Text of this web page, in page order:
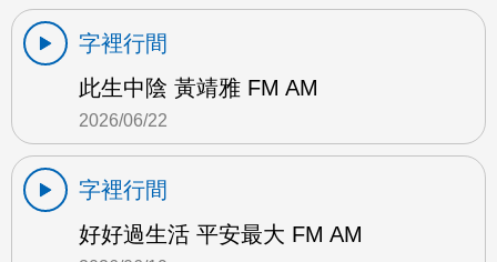
字裡行間
此生中陰 黃靖雅 FM AM
2026/06/22
字裡行間
好好過生活 平安最大 FM AM